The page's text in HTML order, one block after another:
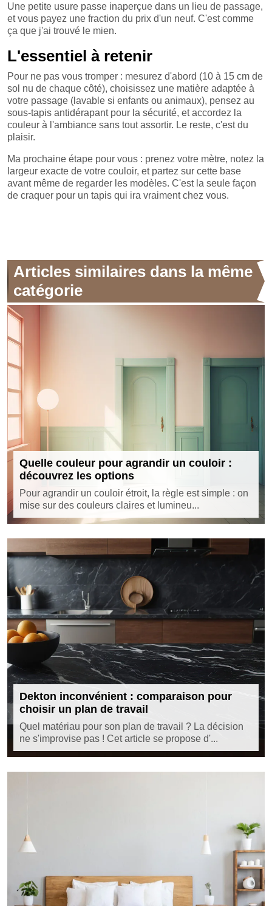
Une petite usure passe inaperçue dans un lieu de passage,
et vous payez une fraction du prix d'un neuf. C'est comme
ça que j'ai trouvé le mien.
L'essentiel à retenir
Pour ne pas vous tromper : mesurez d'abord (10 à 15 cm de
sol nu de chaque côté), choisissez une matière adaptée à
votre passage (lavable si enfants ou animaux), pensez au
sous-tapis antidérapant pour la sécurité, et accordez la
couleur à l'ambiance sans tout assortir. Le reste, c'est du
plaisir.
Ma prochaine étape pour vous : prenez votre mètre, notez la
largeur exacte de votre couloir, et partez sur cette base
avant même de regarder les modèles. C'est la seule façon
de craquer pour un tapis qui ira vraiment chez vous.
Articles similaires dans la même
catégorie
Quelle couleur pour agrandir un couloir :
découvrez les options
Pour agrandir un couloir étroit, la règle est simple : on
mise sur des couleurs claires et lumineu...
Dekton inconvénient : comparaison pour
choisir un plan de travail
Quel matériau pour son plan de travail ? La décision
ne s'improvise pas ! Cet article se propose d'...